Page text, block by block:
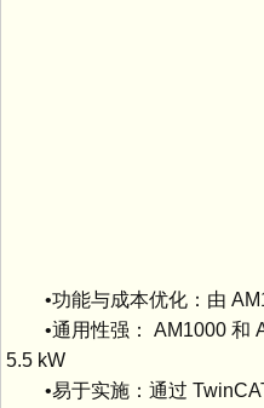
•功能与成本优化：由
•通用性强： AM1000 和
5.5 kW
•易于实施：通过